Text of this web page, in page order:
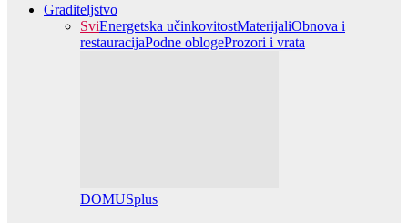
Graditeljstvo
SviEnergetska učinkovitostMaterijaliObnova i
restauracijaPodne oblogeProzori i vrata
DOMUSplus